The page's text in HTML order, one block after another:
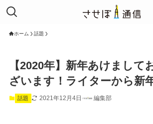
ホーム 話題
【2020年】新年あけまして
ざいます！ライターから新
話題 2021年12月4日 編集部